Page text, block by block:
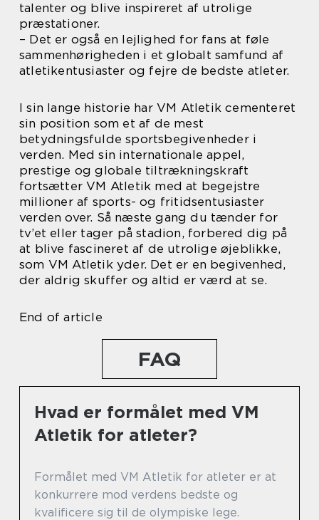
talenter og blive inspireret af utrolige
præstationer.
– Det er også en lejlighed for fans at føle
sammenhørigheden i et globalt samfund af
atletikentusiaster og fejre de bedste atleter.
I sin lange historie har VM Atletik cementeret
sin position som et af de mest
betydningsfulde sportsbegivenheder i
verden. Med sin internationale appel,
prestige og globale tiltrækningskraft
fortsætter VM Atletik med at begejstre
millioner af sports- og fritidsentusiaster
verden over. Så næste gang du tænder for
tv’et eller tager på stadion, forbered dig på
at blive fascineret af de utrolige øjeblikke,
som VM Atletik yder. Det er en begivenhed,
der aldrig skuffer og altid er værd at se.
End of article
FAQ
Hvad er formålet med VM
Atletik for atleter?
Formålet med VM Atletik for atleter er at
konkurrere mod verdens bedste og
kvalificere sig til de olympiske lege.